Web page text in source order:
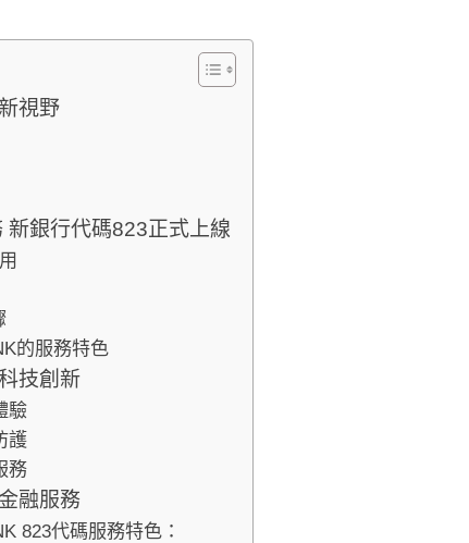
視野
新銀行代碼823正式上線
的服務特色
技創新
驗
護
務
融服務
823代碼服務特色：